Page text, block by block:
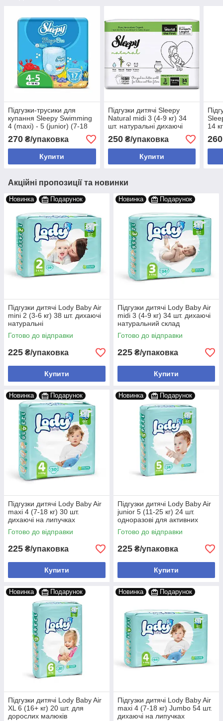
Підгузки-трусики для
купання Sleepy Swimming
4 (maxi) - 5 (junior) (7-18
кг) 17 шт. памперси для
пляжу
270 ₴/упаковка
Купити
Підгузки дитячі Sleepy
Natural midi 3 (4-9 кг) 34
шт. натуральні дихаючі
памперси
250₴/упаковка
Купити
14
260
Акційні пропозиції та новинки
Новинка Подарунок
Підгузки дитячі Lody Baby Air
mini 2 (3-6 кг) 38 шт. дихаючі
натуральні
Готово до відправки
225 ₴/упаковка
Купити
Новинка Подарунок
Підгузки дитячі Lody Baby Air
midi 3 (4-9 кг) 34 шт. дихаючі
натуральний склад
Готово до відправки
225 ₴/упаковка
Купити
Новинка Подарунок
Підгузки дитячі Lody Baby Air
maxi 4 (7-18 кг) 30 шт.
дихаючі на липучках
Готово до відправки
225 ₴/упаковка
Купити
Новинка Подарунок
Підгузки дитячі Lody Baby Air
junior 5 (11-25 кг) 24 шт.
одноразові для активних
дітей
Готово до відправки
225 ₴/упаковка
Купити
Новинка Подарунок
Підгузки дитячі Lody Baby Air
XL 6 (16+ кг) 20 шт. для
дорослих малюків
Новинка Подарунок
Підгузки дитячі Lody Baby Air
maxi 4 (7-18 кг) Jumbo 54 шт.
дихаючі на липучках